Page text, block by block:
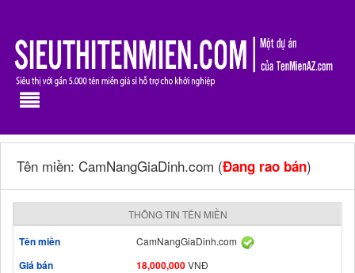
Tên miền: CamNangGiaDinh.com (Đang rao bán)
THÔNG TIN TÊN MIỀN
Tên miền CamNangGiaDinh.com
Giá bán 18,000,000VNĐ